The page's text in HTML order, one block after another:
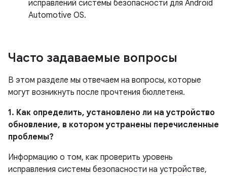
исправлений системы безопасности для Android
Automotive OS.
Часто задаваемые вопросы
В этом разделе мы отвечаем на вопросы, которые
могут возникнуть после прочтения бюллетеня.
1. Как определить, установлено ли на устройство
обновление, в котором устранены перечисленные
проблемы?
Информацию о том, как проверить уровень
исправления системы безопасности на устройстве,